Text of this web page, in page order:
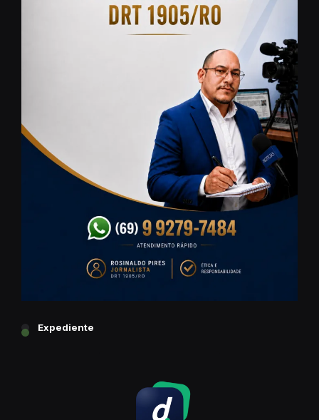
Expediente